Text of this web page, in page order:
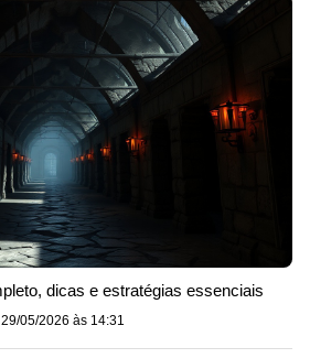
dicas e estratégias essenciais
29/05/2026 às 14:31